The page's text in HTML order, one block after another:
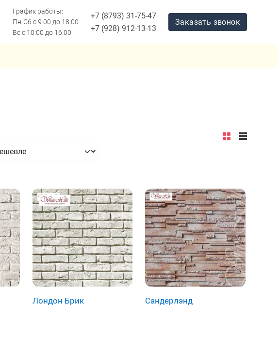
График работы:
Пн-Сб с 9:00 до 18:00
Вс с 10:00 до 16:00
+7 (8793) 31-75-47
+7 (928) 912-13-13
Заказать звонок
Лондон Брик Сандерлэнд